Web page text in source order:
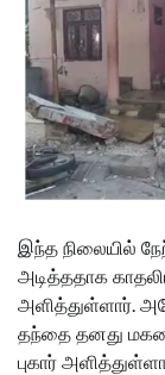
இந்த நிலையில்
அடித்ததாக
அளித்துள்ளார்.
தந்தை தனது
புகார்